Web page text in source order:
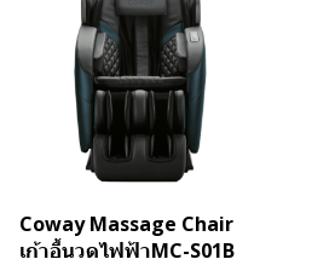
Coway Massage Chair
เก้าอี้นวดไฟฟ้าMC-S01B